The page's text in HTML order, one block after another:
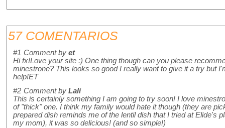
57 COMENTARIOS
#1 Comment by et
Hi fx!Love your site :) One thing though can you please
minestrone? This looks so good I really want to give it a try but
help!ET
#2 Comment by Lali
This is certainly something I am going to try soon! I love
of "thick" one. I think my family would hate it though (they are
prepared dish reminds me of the lentil dish that I tried at Elide's
my mom), it was so delicious! (and so simple!)